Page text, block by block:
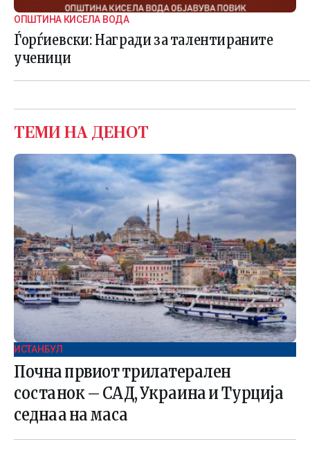
ОПШТИНА КИСЕЛА ВОДА
Ѓорѓиевски: Награди за талентираните
ученици
ТЕМИ НА ДЕНОТ
ИСТАНБУЛ
Почна првиот трилатерален
состанок – САД, Украина и Турција
седнаа на маса